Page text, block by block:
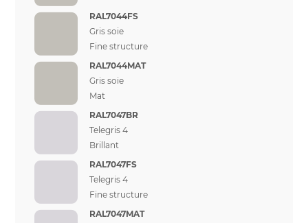
RAL7044FS
Gris soie
Fine structure
RAL7044MAT
Gris soie
Mat
RAL7047BR
Telegris 4
Brillant
RAL7047FS
Telegris 4
Fine structure
RAL7047MAT